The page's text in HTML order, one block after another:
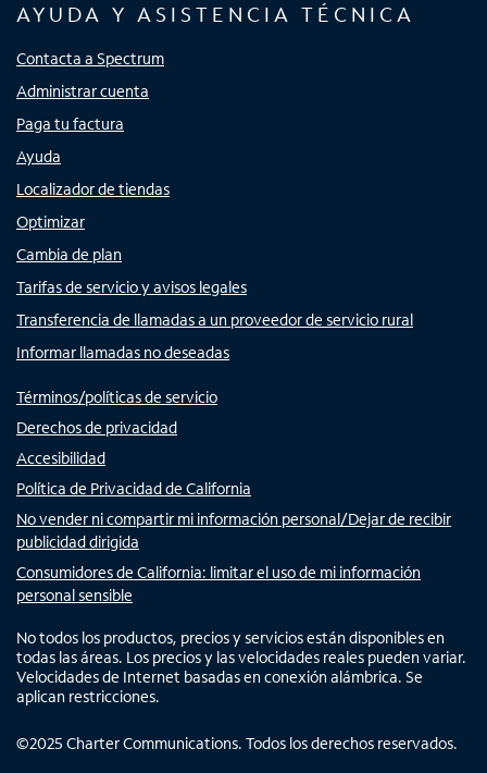
AYUDA Y ASISTENCIA TÉCNICA
Contacta a Spectrum
Administrar cuenta
Paga tu factura
Ayuda
Localizador de tiendas
Optimizar
Cambia de plan
Tarifas de servicio y avisos legales
Transferencia de llamadas a un proveedor de servicio rural
Informar llamadas no deseadas
Términos/políticas de servicio
Derechos de privacidad
Accesibilidad
Política de Privacidad de California
No vender ni compartir mi información personal/Dejar de recibir
publicidad dirigida
Consumidores de California: limitar el uso de mi información
personal sensible
No todos los productos, precios y servicios están disponibles en
todas las áreas. Los precios y las velocidades reales pueden variar.
Velocidades de Internet basadas en conexión alámbrica. Se
aplican restricciones.
©2025 Charter Communications. Todos los derechos reservados.